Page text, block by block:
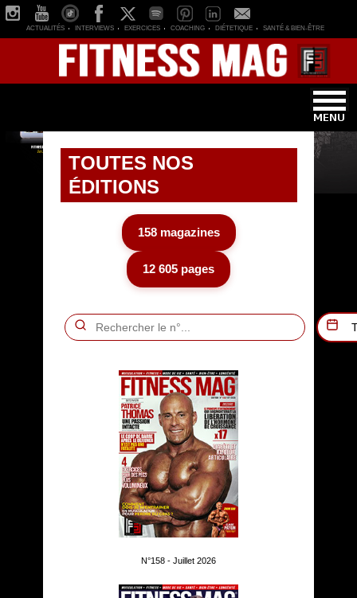
ACTUALITÉS INTERVIEWS EXERCICES COACHING DIÉTETIQUE SANTÉ & BIEN-ÊTRE
TOUTES NOS
ÉDITIONS
158 magazines
12 605 pages
N°158 - Juillet 2026